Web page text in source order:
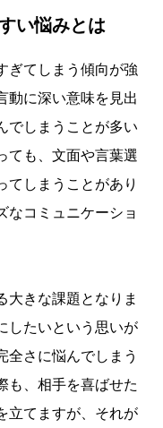
い悩みとは
ぎてしまう傾向が強
動に深い意味を見出
でしまうことが多い
ても、文面や言葉選
てしまうことがあり
なコミュニケーショ
大きな課題となりま
したいという思いが
全さに悩んでしまう
も、相手を喜ばせた
立てますが、それが